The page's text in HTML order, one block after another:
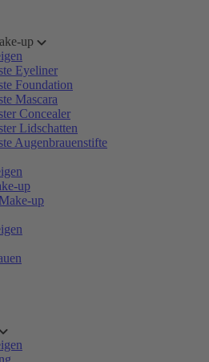
up
Eyeliner
Foundation
Mascara
Concealer
Lidschatten
Augenbrauenstifte
up
up